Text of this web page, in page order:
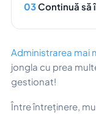
Continuă să
Administrarea mai
jongla cu prea
gestionat!
Între întreținere,